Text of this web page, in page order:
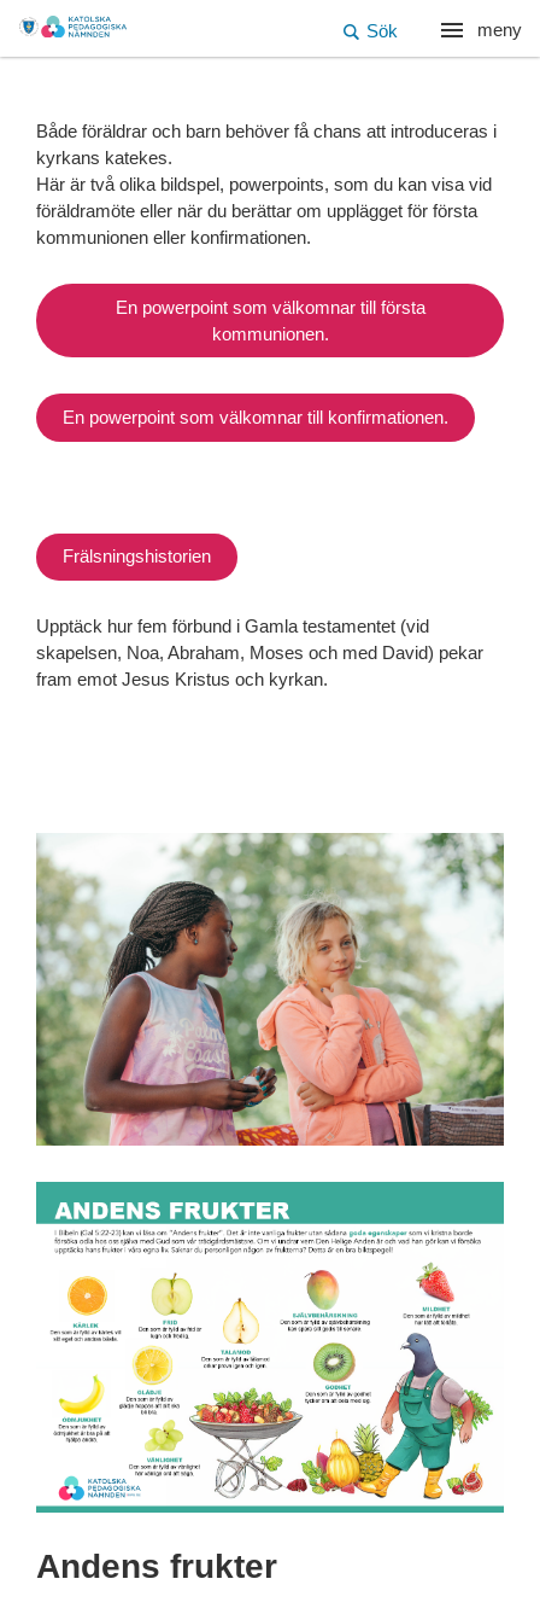
meny
Sök
Både föräldrar och barn behöver få chans att introduceras i
kyrkans katekes.
Här är två olika bildspel, powerpoints, som du kan visa vid
föräldramöte eller när du berättar om upplägget för första
kommunionen eller konfirmationen.
En powerpoint som välkomnar till första
kommunionen.
En powerpoint som välkomnar till konfirmationen.
Frälsningshistorien
Upptäck hur fem förbund i Gamla testamentet (vid
skapelsen, Noa, Abraham, Moses och med David) pekar
fram emot Jesus Kristus och kyrkan.
Andens frukter